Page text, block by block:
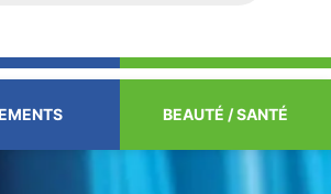
BEAUTÉ / SANTÉ